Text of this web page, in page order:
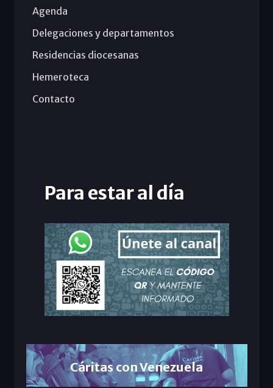
Agenda
Delegaciones y departamentos
Residencias diocesanas
Hemeroteca
Contacto
Para estar al día
Cáritas con Venezuela